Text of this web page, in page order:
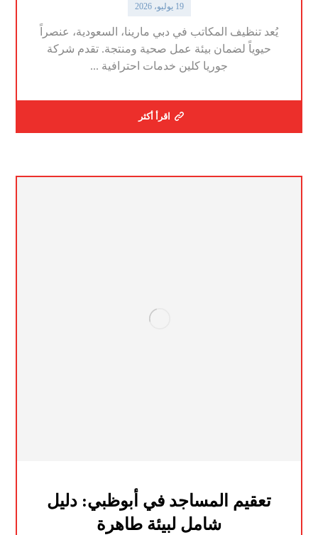
19 يوليو، 2026
يُعد تنظيف المكاتب في دبي مارينا، السعودية، عنصراً
حيوياً لضمان بيئة عمل صحية ومنتجة. تقدم شركة
جوريا كلين خدمات احترافية ...
اقرأ أكثر
تعقيم المساجد في أبوظبي: دليل
شامل لبيئة طاهرة